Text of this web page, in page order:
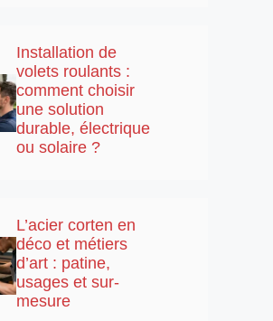
Installation de
volets roulants :
comment choisir
une solution
durable, électrique
ou solaire ?
L’acier corten en
déco et métiers
d’art : patine,
usages et sur-
mesure